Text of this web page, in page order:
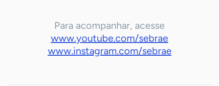
Para acompanhar, acesse
www.youtube.com/sebrae
www.instagram.com/sebrae